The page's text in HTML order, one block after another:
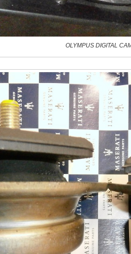
OLYMPUS DIGITAL